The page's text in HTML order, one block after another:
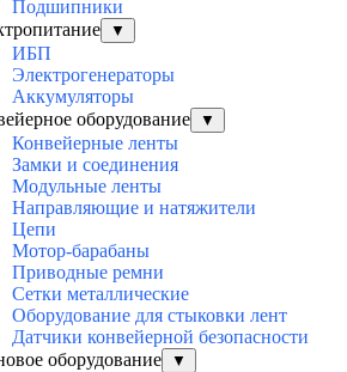
Подшипники
▼
ИБП
Электрогенераторы
Аккумуляторы
оборудование
▼
Конвейерные ленты
Замки и соединения
Модульные ленты
Направляющие и натяжители
Цепи
Мотор-барабаны
Приводные ремни
Сетки металлические
Оборудование для стыковки лент
Датчики конвейерной безопасности
оборудование
▼